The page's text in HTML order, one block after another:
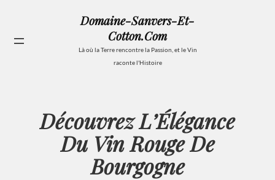
contenu
Domaine-Sanvers-Et-
Cotton.com
Là où la Terre rencontre la Passion, et le Vin
raconte l'Histoire
Découvrez L’Élégance
Du Vin Rouge De
Bourgogne